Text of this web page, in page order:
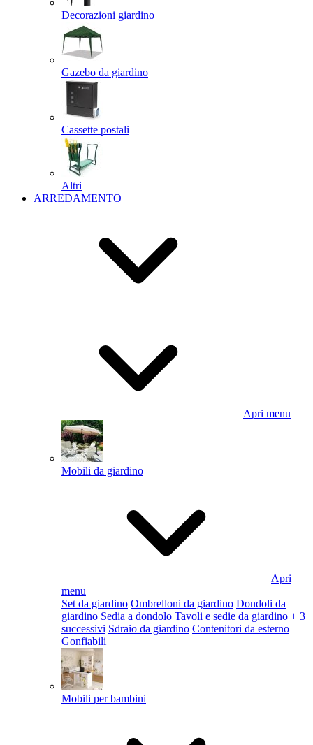
Decorazioni giardino
Gazebo da giardino
Cassette postali
Altri
ARREDAMENTO
Apri menu
Mobili da giardino
Apri
menu
Set da giardino Ombrelloni da giardino Dondoli da
giardino Sedia a dondolo Tavoli e sedie da giardino + 3
successivi Sdraio da giardino Contenitori da esterno
Gonfiabili
Mobili per bambini